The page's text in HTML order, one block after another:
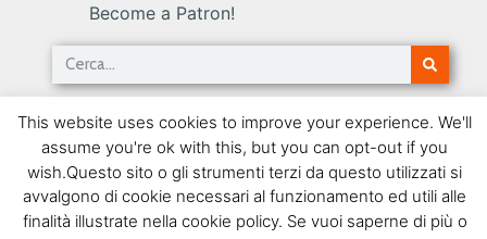
Become a Patron!
Tango Podcast in Italiano – Numero 391 – Buenos
Aires – París XIX
11/12/2017
SEGUIMI SU FACEBOOK
This website uses cookies to improve your experience. We'll
assume you're ok with this, but you can opt-out if you
wish.Questo sito o gli strumenti terzi da questo utilizzati si
avvalgono di cookie necessari al funzionamento ed utili alle
finalità illustrate nella cookie policy. Se vuoi saperne di più o